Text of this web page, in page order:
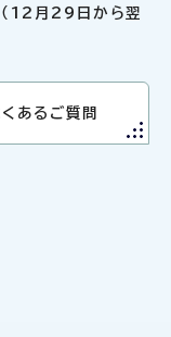
（12月29日から翌
くあるご質問